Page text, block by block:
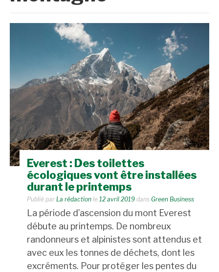
Everest : Des toilettes
écologiques vont être installées
durant le printemps
Publié par La rédaction le 12 avril 2019 dans Green Business
La période d’ascension du mont Everest
débute au printemps. De nombreux
randonneurs et alpinistes sont attendus et
avec eux les tonnes de déchets, dont les
excréments. Pour protéger les pentes du